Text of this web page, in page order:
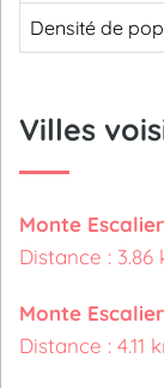
Densité de
Villes
Monte
Distance : 3.86
Monte
Distance : 4.11